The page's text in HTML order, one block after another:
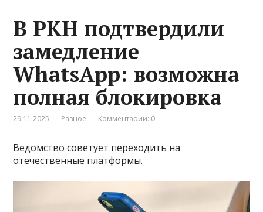
В РКН подтвердили
замедление
WhatsApp: возможна
полная блокировка
29.11.2025 Разное Комментарии: 0
Ведомство советует переходить на
отечественные платформы.